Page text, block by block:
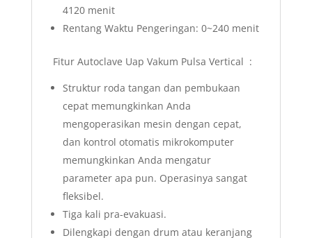
4120 menit
Rentang Waktu Pengeringan: 0~240 menit
Fitur Autoclave Uap Vakum Pulsa Vertical :
Struktur roda tangan dan pembukaan
cepat memungkinkan Anda
mengoperasikan mesin dengan cepat,
dan kontrol otomatis mikrokomputer
memungkinkan Anda mengatur
parameter apa pun. Operasinya sangat
fleksibel.
Tiga kali pra-evakuasi.
Dilengkapi dengan drum atau keranjang